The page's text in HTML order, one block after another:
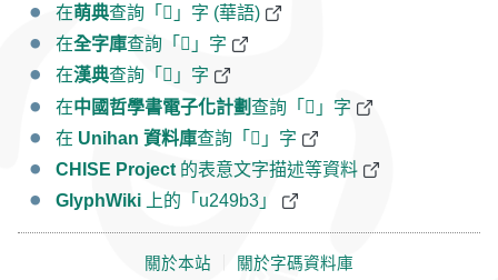
在萌典查詢「𤦳」字 (華語)
在全字庫查詢「𤦳」字
在漢典查詢「𤦳」字
在中國哲學書電子化計劃查詢「𤦳」字
在 Unihan 資料庫查詢「𤦳」字
CHISE Project 的表意文字描述等資料
GlyphWiki 上的「u249b3」
關於本站 關於字碼資料庫